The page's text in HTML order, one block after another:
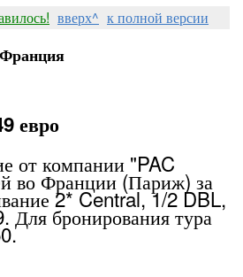
вверх^ к полной версии
евро
от компании "PAC
во Франции (Париж) за
2* Central, 1/2 DBL,
бронирования тура